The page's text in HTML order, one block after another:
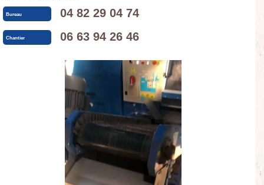
Bureau 04 82 29 04 74
Chantier 06 63 94 26 46